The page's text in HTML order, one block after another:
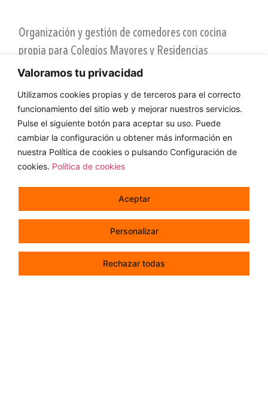
Valoramos tu privacidad
Utilizamos cookies propias y de terceros para el correcto
funcionamiento del sitio web y mejorar nuestros servicios.
Pulse el siguiente botón para aceptar su uso. Puede
cambiar la configuración u obtener más información en
nuestra Política de cookies o pulsando Configuración de
cookies. Política de cookies
Personalizar
Rechazar todas
Aceptar
Organización y gestión de comedores con cocina
propia para Colegios Mayores y Residencias
Universitarias. Ofrecemos un equilibrio entre
mediterránea y una oferta de menús, moderna y
actual, donde se responde a la demanda de
nuevas experiencias gastronómicas. Aunque para
este tipo de colectivos, el sistema suele ser
El hecho de adaptarnos a un público joven no impide
que sigamos nuestra vocación de incluir verduras,
pescados, legumbres y todos los elementos que
enriquecen nuestra dieta sin que por ello deje de
atractiva y apetecible.